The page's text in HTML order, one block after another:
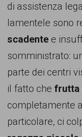
di assistenza
lamentele sono
scadente e
somministrato:
parte dei centri
il fatto che frutta
completamente
particolare, ci